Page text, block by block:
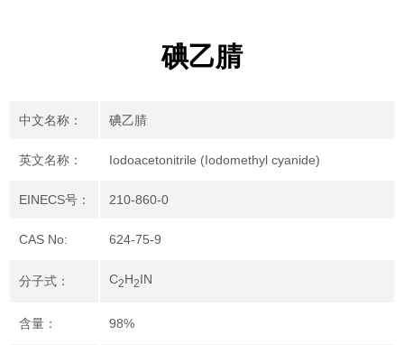
碘乙腈
中文名称： 碘乙腈
英文名称： Iodoacetonitrile (Iodomethyl cyanide)
EINECS号： 210-860-0
CAS No: 624-75-9
分子式： C2H2IN
含量： 98%